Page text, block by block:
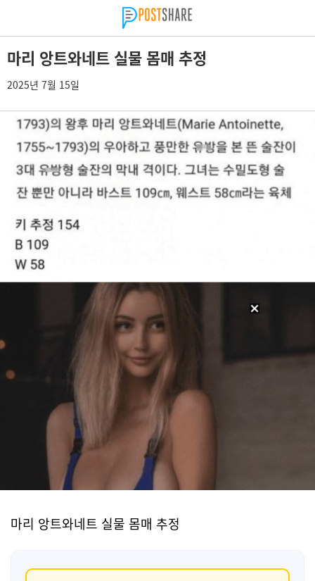
마리 앙트와네트 실물 몸매 추정
2025년 7월 15일
마리 앙트와네트 실물 몸매 추정